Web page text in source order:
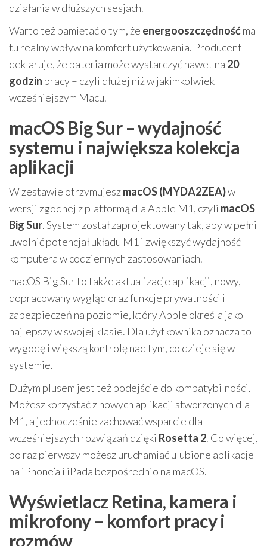
działania w dłuższych sesjach.
Warto też pamiętać o tym, że energooszczędnośćma
tu realny wpływ na komfort użytkowania. Producent
deklaruje, że bateria może wystarczyć nawet na 20
godzin pracy – czyli dłużej niż w jakimkolwiek
wcześniejszym Macu.
macOS Big Sur – wydajność
systemu i największa kolekcja
aplikacji
W zestawie otrzymujeszmacOS (MYDA2ZEA)w
wersji zgodnej z platformą dla Apple M1, czyli macOS
Big Sur. System został zaprojektowany tak, aby w pełni
uwolnić potencjał układu M1 i zwiększyć wydajność
komputera w codziennych zastosowaniach.
macOS Big Sur to także aktualizacje aplikacji, nowy,
dopracowany wygląd oraz funkcje prywatności i
zabezpieczeń na poziomie, który Apple określa jako
najlepszy w swojej klasie. Dla użytkownika oznacza to
wygodę i większą kontrolę nad tym, co dzieje się w
systemie.
Dużym plusem jest też podejście do kompatybilności.
Możesz korzystać z nowych aplikacji stworzonych dla
M1, a jednocześnie zachować wsparcie dla
wcześniejszych rozwiązań dzięki Rosetta 2. Co więcej,
po raz pierwszy możesz uruchamiać ulubione aplikacje
na iPhone’a i iPada bezpośrednio na macOS.
Wyświetlacz Retina, kamera i
mikrofony – komfort pracy i
rozmów